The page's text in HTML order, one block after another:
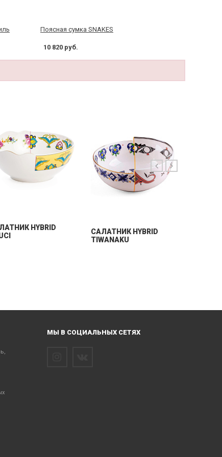
Поясная сумка SNAKES
10 820 руб.
HYBRID
CАЛАТНИК HYBRID
TIWANAKU
МЫ В СОЦИАЛЬНЫХ СЕТЯХ